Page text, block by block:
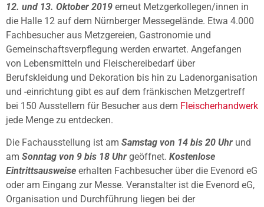
12. und 13. Oktober 2019 erneut Metzgerkollegen/innen in
die Halle 12 auf dem Nürnberger Messegelände. Etwa 4.000
Fachbesucher aus Metzgereien, Gastronomie und
Gemeinschaftsverpflegung werden erwartet. Angefangen
von Lebensmitteln und Fleischereibedarf über
Berufskleidung und Dekoration bis hin zu Ladenorganisation
und -einrichtung gibt es auf dem fränkischen Metzgertreff
bei 150 Ausstellern für Besucher aus dem Fleischerhandwerk
jede Menge zu entdecken.
Die Fachausstellung ist am Samstag von 14 bis 20 Uhr und
am Sonntag von 9 bis 18 Uhr geöffnet. Kostenlose
Eintrittsausweise erhalten Fachbesucher über die Evenord eG
oder am Eingang zur Messe. Veranstalter ist die Evenord eG,
Organisation und Durchführung liegen bei der